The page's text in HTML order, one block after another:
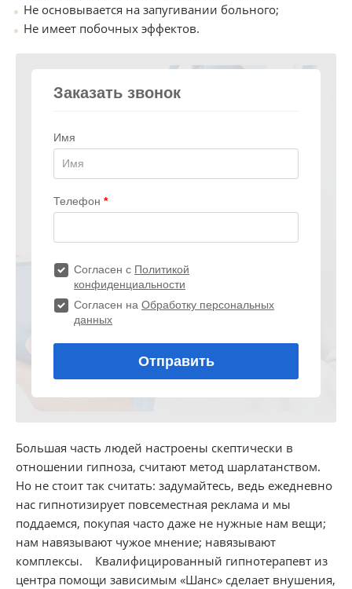
Не основывается на запугивании больного;
Не имеет побочных эффектов.
Большая часть людей настроены скептически в
отношении гипноза, считают метод шарлатанством.
Но не стоит так считать: задумайтесь, ведь ежедневно
нас гипнотизирует повсеместная реклама и мы
поддаемся, покупая часто даже не нужные нам вещи;
нам навязывают чужое мнение; навязывают
комплексы. Квалифицированный гипнотерапевт из
центра помощи зависимым «Шанс» сделает внушения,